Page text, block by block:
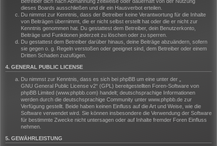
Betreiber dich nach Abmahnung zeitweise oder dauerhaft von der Nutzung
dieses Boards ausschließen und dir ein Hausverbot erteilen.
Du nimmst zur Kenntnis, dass der Betreiber keine Verantwortung für die Inhalte
von Beiträgen übernimmt, die er nicht selbst erstellt hat oder die er nicht zur
Kenntnis genommen hat. Du gestattest dem Betreiber, dein Benutzerkonto,
Beiträge und Funktionen jederzeit zu löschen oder zu sperren.
Du gestattest dem Betreiber darüber hinaus, deine Beiträge abzuändern, sofern
sie gegen o. g. Regeln verstoßen oder geeignet sind, dem Betreiber oder einem
Dritten Schaden zuzufügen.
4. GENERAL PUBLIC LICENSE
Du nimmst zur Kenntnis, dass es sich bei phpBB um eine unter der „
GNU General Public License v2“ (GPL) bereitgestellten Foren-Software von
phpBB Limited (www.phpbb.com) handelt; deutschsprachige Informationen
werden durch die deutschsprachige Community unter www.phpbb.de zur
Verfügung gestellt. Beide haben keinen Einfluss auf die Art und Weise, wie die
Software verwendet wird. Sie können insbesondere die Verwendung der Software
für bestimmte Zwecke nicht untersagen oder auf Inhalte fremder Foren Einfluss
nehmen.
5. GEWÄHRLEISTUNG